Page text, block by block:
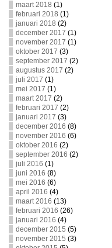
maart 2018 (1)
februari 2018 (1)
januari 2018 (2)
december 2017 (1)
november 2017 (1)
oktober 2017 (3)
september 2017 (2)
augustus 2017 (2)
juli 2017 (1)
mei 2017 (1)
maart 2017 (2)
februari 2017 (2)
januari 2017 (3)
december 2016 (8)
november 2016 (6)
oktober 2016 (2)
september 2016 (2)
juli 2016 (1)
juni 2016 (8)
mei 2016 (6)
april 2016 (4)
maart 2016 (13)
februari 2016 (26)
januari 2016 (4)
december 2015 (5)
november 2015 (3)